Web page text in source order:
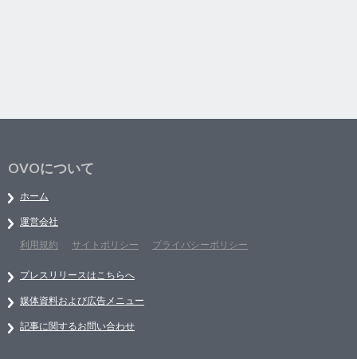
OVOについて
ホーム
運営会社
利用規約
サイトポリシー プライバシーポリシー
プレスリリースはこちらへ
媒体資料および広告メニュー
記事に関するお問い合わせ